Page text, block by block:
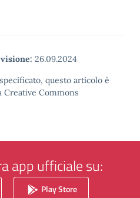
26.09.2024
questo articolo è
Creative Commons
app ufficiale su:
Play Store